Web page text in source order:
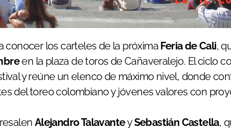
conocer los carteles de la próxima Feria de Cali,
en la plaza de toros de Cañaveralejo. El ciclo
y reúne un elenco de máximo nivel, donde
del toreo colombiano y jóvenes valores con
Alejandro TalavanteySebastián Castella,